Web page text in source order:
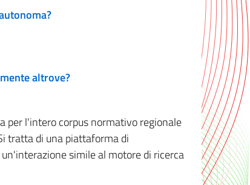
altrove?
per l'intero corpus normativo regionale
tratta di una piattaforma di
simile al motore di ricerca